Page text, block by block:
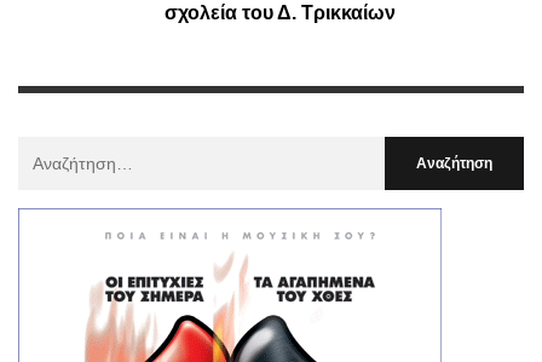
σχολεία του Δ. Τρικκαίων
: